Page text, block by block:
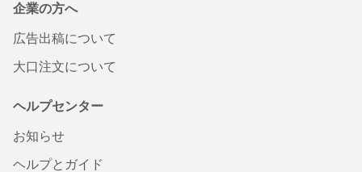
企業の方へ
広告出稿について
大口注文について
ヘルプセンター
お知らせ
ヘルプとガイド